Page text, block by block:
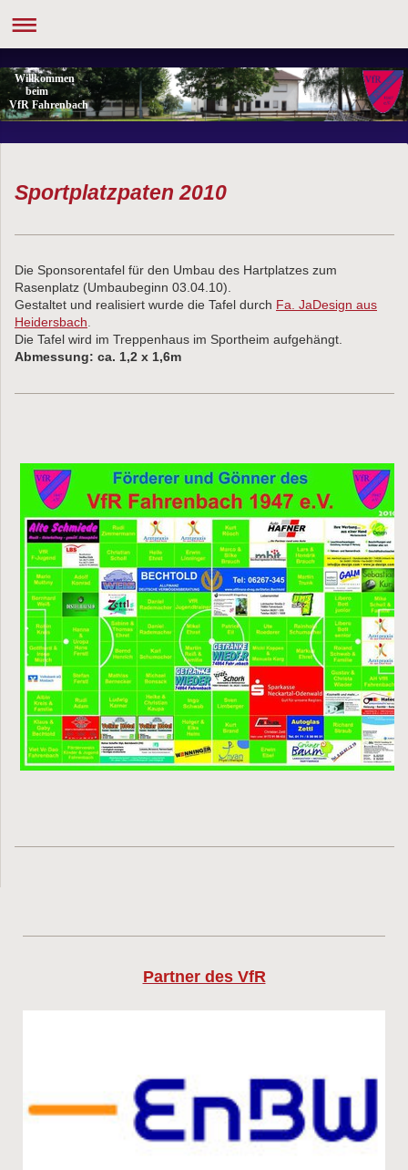
Willkommen
beim
VfR Fahrenbach
Sportplatzpaten 2010
Die Sponsorentafel für den Umbau des Hartplatzes zum
Rasenplatz (Umbaubeginn 03.04.10).
Gestaltet und realisiert wurde die Tafel durch Fa. JaDesign aus
Heidersbach
Die Tafel wird im Treppenhaus im Sportheim aufgehängt.
Abmessung: ca. 1,2 x 1,6m
Partner des VfR